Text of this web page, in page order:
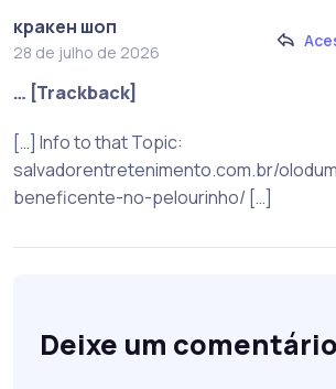
кракен шоп
28 de julho de 2026
… [Trackback]
[…] Info to that Topic:
salvadorentretenimento.com.br/
beneficente-no-pelourinho/ […]
Deixe um comentário